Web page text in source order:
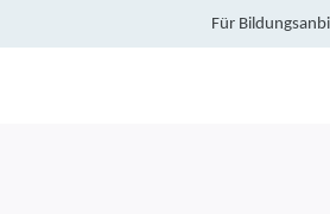
Für